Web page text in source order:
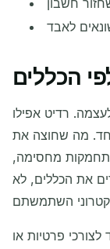
הכללים
רדיט אפילו
מה שחוצה את
מחסימה,
את הכללים, לא
פרטיות או